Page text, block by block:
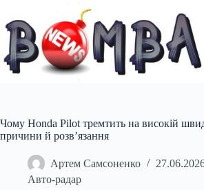
вмісту
Чому Honda Pilot тремтить на високій
причини й розв’язання
Артем Самсоненко
Авто-радар